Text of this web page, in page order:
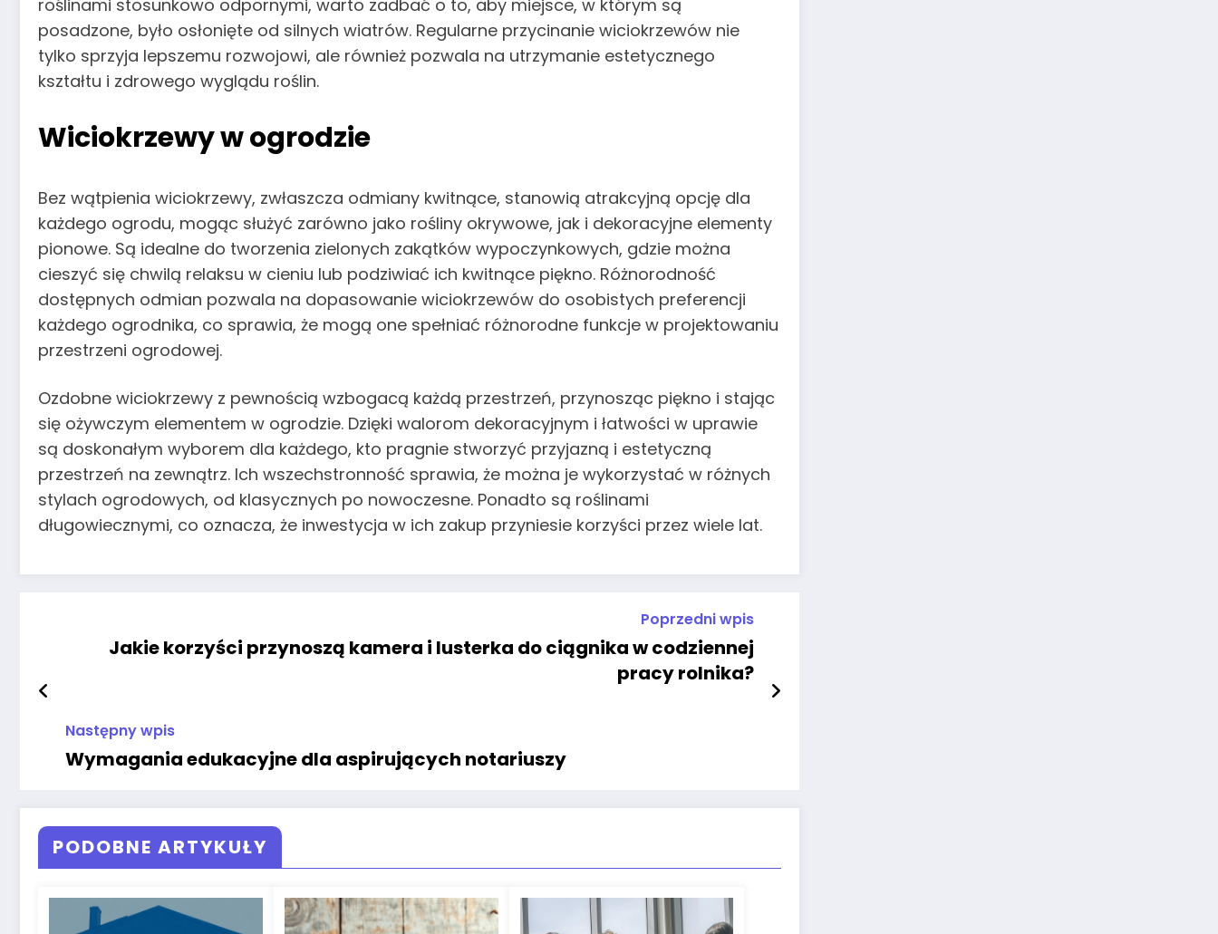
roślinami stosunkowo odpornymi, warto zadbać o to, aby miejsce, w którym są
posadzone, było osłonięte od silnych wiatrów. Regularne przycinanie wiciokrzewów nie
tylko sprzyja lepszemu rozwojowi, ale również pozwala na utrzymanie estetycznego
kształtu i zdrowego wyglądu roślin.
Wiciokrzewy w ogrodzie
Bez wątpienia wiciokrzewy, zwłaszcza odmiany kwitnące, stanowią atrakcyjną opcję dla
każdego ogrodu, mogąc służyć zarówno jako rośliny okrywowe, jak i dekoracyjne elementy
pionowe. Są idealne do tworzenia zielonych zakątków wypoczynkowych, gdzie można
cieszyć się chwilą relaksu w cieniu lub podziwiać ich kwitnące piękno. Różnorodność
dostępnych odmian pozwala na dopasowanie wiciokrzewów do osobistych preferencji
każdego ogrodnika, co sprawia, że mogą one spełniać różnorodne funkcje w projektowaniu
przestrzeni ogrodowej.
Ozdobne wiciokrzewy z pewnością wzbogacą każdą przestrzeń, przynosząc piękno i stając
się ożywczym elementem w ogrodzie. Dzięki walorom dekoracyjnym i łatwości w uprawie
są doskonałym wyborem dla każdego, kto pragnie stworzyć przyjazną i estetyczną
przestrzeń na zewnątrz. Ich wszechstronność sprawia, że można je wykorzystać w różnych
stylach ogrodowych, od klasycznych po nowoczesne. Ponadto są roślinami
długowiecznymi, co oznacza, że inwestycja w ich zakup przyniesie korzyści przez wiele lat.
Poprzedni wpis
Jakie korzyści przynoszą kamera i lusterka do ciągnika w codziennej
pracy rolnika?
Następny wpis
Wymagania edukacyjne dla aspirujących notariuszy
PODOBNE ARTYKUŁY